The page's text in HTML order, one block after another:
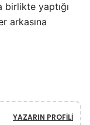
yaptığı
arkasına
YAZARIN PROFILI